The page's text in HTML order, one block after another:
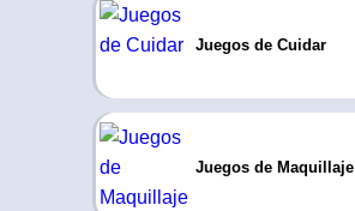
Juegos de Cuidar
Juegos de Maquillaje